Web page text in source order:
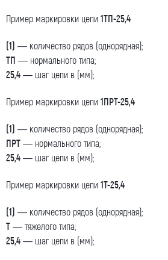
Пример маркировки цепи 1ТП-25,4
(1) — количество рядов (однорядная);
ТП — нормального типа;
25,4 — шаг цепи в (мм);
Пример маркировки цепи 1ПРТ-25,4
(1) — количество рядов (однорядная);
ПРТ — нормального типа;
25,4 — шаг цепи в (мм);
Пример маркировки цепи 1Т-25,4
(1) — количество рядов (однорядная);
Т — тяжелого типа;
25,4 — шаг цепи в (мм);